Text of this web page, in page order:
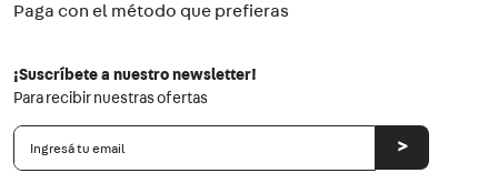
Paga con el método que prefieras
¡Suscríbete a nuestro newsletter!
Para recibir nuestras ofertas
>